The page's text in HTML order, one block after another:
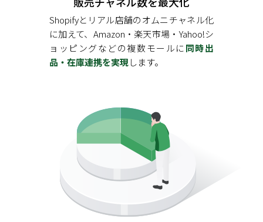
Shopifyとリアル店舗のオムニチャネル化
に加えて、Amazon・楽天市場・Yahoo!シ
ョッピングなどの複数モールに同時出
品・在庫連携を実現します。